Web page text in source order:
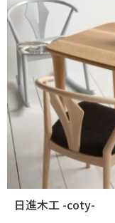
日進木工 -coty-